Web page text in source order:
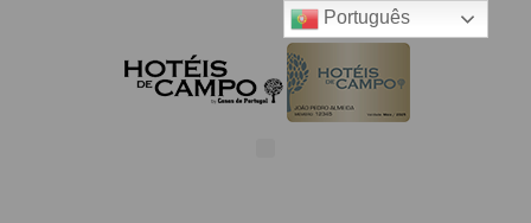
Português